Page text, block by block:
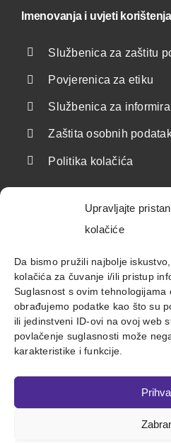
Upravljajte
kolačiće
Da bismo pružili najbolje
kolačića za čuvanje i/ili pristup
Suglasnost s ovim tehnologijama
obrađujemo podatke kao što su
ili jedinstveni ID-ovi na ovoj web
povlačenje suglasnosti može
karakteristike i funkcije.
Imenovanja i uvjeti korištenja
Službenica za zaštitu
Povjerenica za etiku
Službenica za
Zaštita osobnih
Politika kolačića
Korisne poveznice
Državne institucije i
Savezi i udruge
Međunarodne
Ostalo
© 2023 Pravobranitelj za osobe